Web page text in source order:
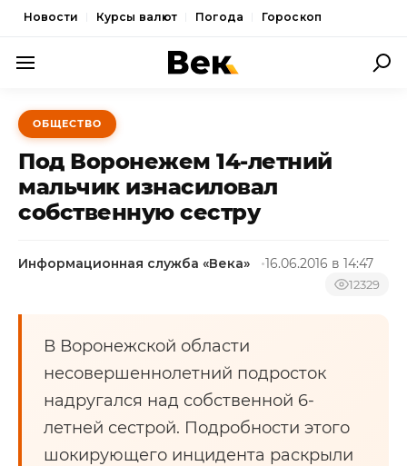
Новости Курсы валют Погода Гороскоп
ПОЛИТИКА
ЭКОНОМИКА
ОБЩЕСТВО
СПОРТ
ОБЩЕСТВО
Под Воронежем 14-летний
мальчик изнасиловал
собственную сестру
Информационная служба «Века» 16.06.2016 в 14:47
12329
В Воронежской области
несовершеннолетний подросток
надругался над собственной 6-
летней сестрой. Подробности этого
шокирующего инцидента раскрыли